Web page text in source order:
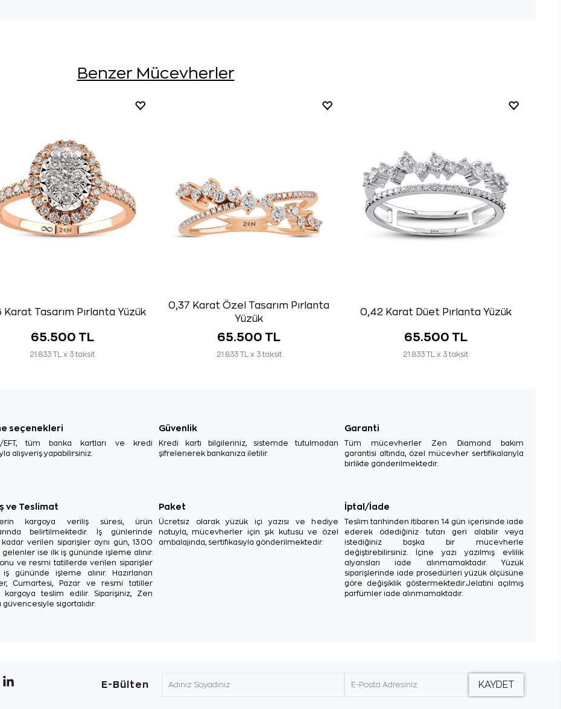
Benzer Mücevherler
Tasarım Pırlanta Yüzük
65.500 TL
21.833 TL x 3 taksit
0,37 Karat Özel Tasarım Pırlanta
Yüzük
65.500 TL
21.833 TL x 3 taksit
0,42 Karat Düet Pırlanta Yüzük
65.500 TL
21.833 TL x 3 taksit
seçenekleri
EFT, tüm banka kartları ve kredi
alışveriş yapabilirsiniz.
Güvenlik
Kredi kartı bilgileriniz, sistemde tutulmadan
şifrelenerek bankanıza iletilir.
Garanti
Tüm mücevherler Zen Diamond bakım
garantisi altında, özel mücevher sertifikalarıyla
birlikte gönderilmektedir.
ve Teslimat
kargoya veriliş süresi, ürün
belirtilmektedir. İş günlerinde
kadar verilen siparişler aynı gün, 13.00
gelenler ise ilk iş gününde işleme alınır.
ve resmi tatillerde verilen siparişler
gününde işleme alınır. Hazırlanan
Cumartesi, Pazar ve resmi tatiller
kargoya teslim edilir. Siparişiniz, Zen
güvencesiyle sigortalıdır.
Paket
Ücretsiz olarak yüzük içi yazısı ve hediye
notuyla, mücevherler için şık kutusu ve özel
ambalajında, sertifikasıyla gönderilmektedir.
İptal/İade
Teslim tarihinden itibaren 14 gün içerisinde iade
ederek ödediğiniz tutarı geri alabilir veya
istediğiniz başka bir mücevherle
değiştirebilirsiniz. İçine yazı yazılmış evlilik
alyansları iade alınmamaktadır. Yüzük
siparişlerinde iade prosedürleri yüzük ölçüsüne
göre değişiklik göstermektedir.Jelatini açılmış
parfümler iade alınmamaktadır.
E-Bülten